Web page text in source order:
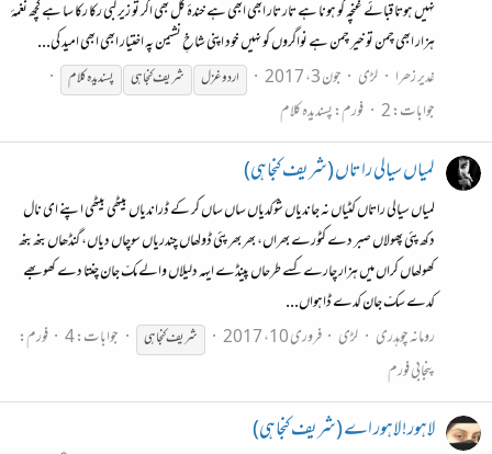
نہیں ہوتا قبائے غنچہ کو ہونا ہے تار تار ابھی ابھی ہے خندۂ گُل بھی اگر تو زیر لبی رکا رکا سا ہے کچھ نغمۂ
ہزار ابھی چمن تو خیر چمن ہے نواگروں کو نہیں خود اپنی شاخِ نشیمن پہ اختیار ابھی ابھی امید کی...
غدیر زھرا
لڑی جون 3، 2017 اردو غزل شریفکنجاہی پسندیدہ کلام
جوابات: 2 فورم:پسندیدہ کلام
لمیاں سیالی راتاں (شریف کنجاہی)
لمیاں سیالی راتاں کٹیاں نہ جاندیاں شوکدیاں ساں ساں کر کے ڈراندیاں بیٹھی بیٹھی اپنے ای نال
دکھ پئی پھولاں صبر دے کٹورے بھراں، بھر بھر پئی ڈولھاں چندریاں سوچاں دیاں، گنڈھاں بنھ بنھ
کھولھاں کراں میں ہزار چارے کسے طرحاں پینڈے ایہہ دلیلاں والے مکّ جان چنتا دے کھوبھے
کدے سکّ جان کدے ڈاہواں...
رومانہ چوہدری
لڑی فروری 10، 2017 شریفکنجاہی جوابات: 4
فورم:
پنجابی فورم
لاہور! لاہور اے (شریف کنجاہی)